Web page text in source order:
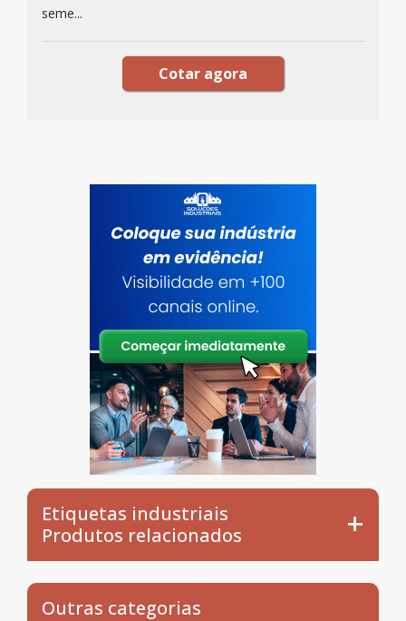
seme...
Cotar agora
Etiquetas industriais
Produtos relacionados
Outras categorias